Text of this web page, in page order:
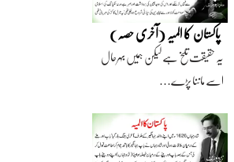
پاکستان کا المیہ (آخری حصہ)
یہ حقیقت تلخ ہے لیکن ہمیں بہرحال
اسے ماننا پڑے…